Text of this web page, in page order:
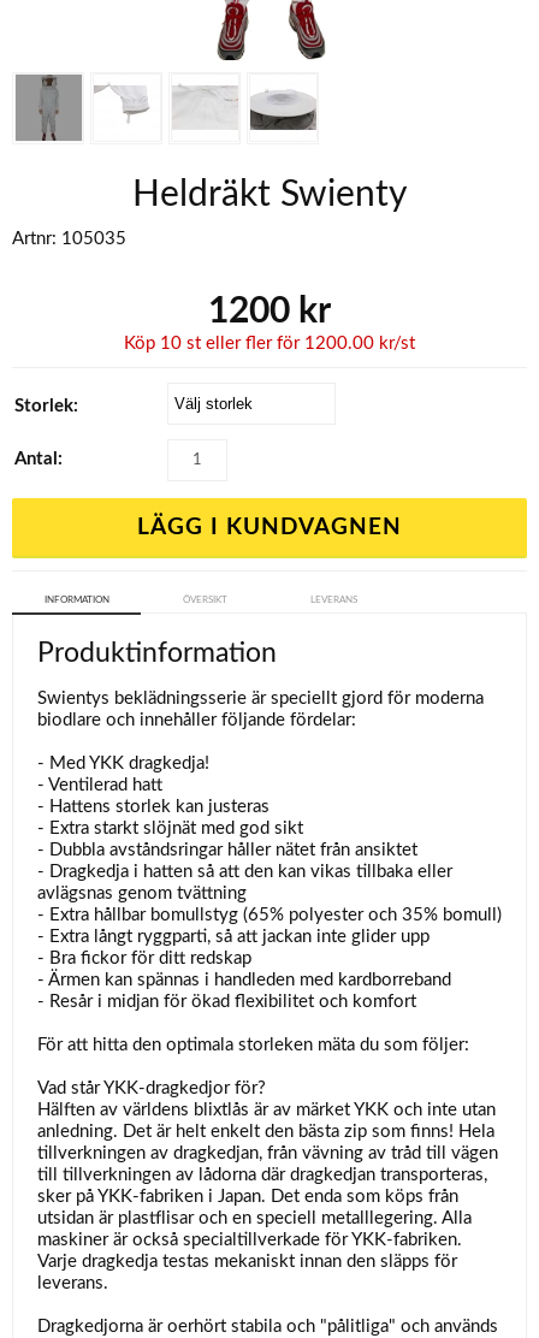
Heldräkt Swienty
Artnr: 105035
1200 kr
Köp 10 st eller fler för 1200.00 kr/st
Storlek:
Antal:
LÄGG I KUNDVAGNEN
INFORMATION ÖVERSIKT LEVERANS
Produktinformation
Swientys beklädningsserie är speciellt gjord för moderna
biodlare och innehåller följande fördelar:
- Med YKK dragkedja!
- Ventilerad hatt
- Hattens storlek kan justeras
- Extra starkt slöjnät med god sikt
- Dubbla avståndsringar håller nätet från ansiktet
- Dragkedja i hatten så att den kan vikas tillbaka eller
avlägsnas genom tvättning
- Extra hållbar bomullstyg (65% polyester och 35% bomull)
- Extra långt ryggparti, så att jackan inte glider upp
- Bra fickor för ditt redskap
- Ärmen kan spännas i handleden med kardborreband
- Resår i midjan för ökad flexibilitet och komfort
För att hitta den optimala storleken mäta du som följer:
Vad står YKK-dragkedjor för?
Hälften av världens blixtlås är av märket YKK och inte utan
anledning. Det är helt enkelt den bästa zip som finns! Hela
tillverkningen av dragkedjan, från vävning av tråd till vägen
till tillverkningen av lådorna där dragkedjan transporteras,
sker på YKK-fabriken i Japan. Det enda som köps från
utsidan är plastflisar och en speciell metalllegering. Alla
maskiner är också specialtillverkade för YKK-fabriken.
Varje dragkedja testas mekaniskt innan den släpps för
leverans.
Dragkedjorna är oerhört stabila och "pålitliga" och används